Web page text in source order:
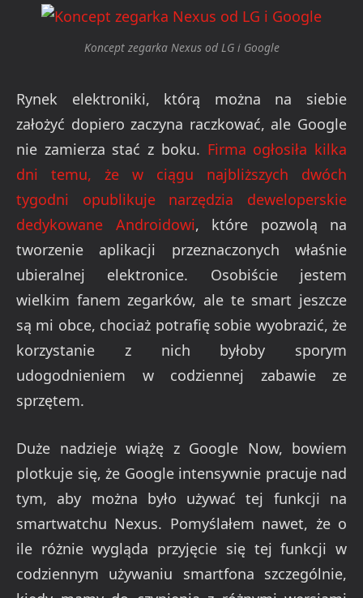
Koncept zegarka Nexus od LG i Google
Rynek elektroniki, którą można na siebie
założyć dopiero zaczyna raczkować, ale Google
nie zamierza stać z boku. Firma ogłosiła kilka
dni temu, że w ciągu najbliższych dwóch
tygodni opublikuje narzędzia deweloperskie
dedykowane Androidowi, które pozwolą na
tworzenie aplikacji przeznaczonych właśnie
ubieralnej elektronice. Osobiście jestem
wielkim fanem zegarków, ale te smart jeszcze
są mi obce, chociaż potrafię sobie wyobrazić, że
korzystanie z nich byłoby sporym
udogodnieniem w codziennej zabawie ze
sprzętem.
Duże nadzieje wiążę z Google Now, bowiem
plotkuje się, że Google intensywnie pracuje nad
tym, aby można było używać tej funkcji na
smartwatchu Nexus. Pomyślałem nawet, że o
ile różnie wygląda przyjęcie się tej funkcji w
codziennym używaniu smartfona szczególnie,